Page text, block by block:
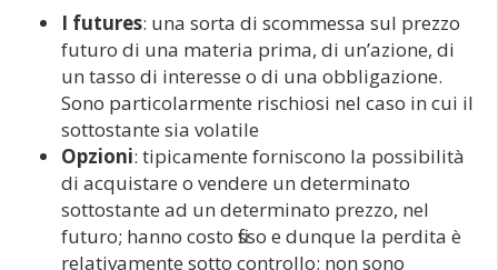
I futures: una sorta di scommessa sul prezzo
futuro di una materia prima, di un’azione, di
un tasso di interesse o di una obbligazione.
Sono particolarmente rischiosi nel caso in cui il
sottostante sia volatile
Opzioni: tipicamente forniscono la possibilità
di acquistare o vendere un determinato
sottostante ad un determinato prezzo, nel
futuro; hanno costo fisso e dunque la perdita è
relativamente sotto controllo; non sono